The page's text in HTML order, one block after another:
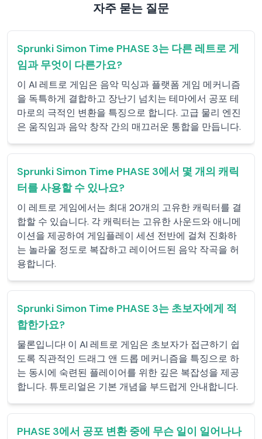
자주 묻는 질문
Sprunki Simon Time PHASE 3는 다른 레트로 게
임과 무엇이 다른가요?
이 AI 레트로 게임은 음악 믹싱과 플랫폼 게임 메커니즘
을 독특하게 결합하고 장난기 넘치는 테마에서 공포 테
마로의 극적인 변환을 특징으로 합니다. 고급 물리 엔진
은 움직임과 음악 창작 간의 매끄러운 통합을 만듭니다.
Sprunki Simon Time PHASE 3에서 몇 개의 캐릭
터를 사용할 수 있나요?
이 레트로 게임에서는 최대 20개의 고유한 캐릭터를 결
합할 수 있습니다. 각 캐릭터는 고유한 사운드와 애니메
이션을 제공하여 게임플레이 세션 전반에 걸쳐 진화하
는 놀라울 정도로 복잡하고 레이어드된 음악 작곡을 허
용합니다.
Sprunki Simon Time PHASE 3는 초보자에게 적
합한가요?
물론입니다! 이 AI 레트로 게임은 초보자가 접근하기 쉽
도록 직관적인 드래그 앤 드롭 메커니즘을 특징으로 하
는 동시에 숙련된 플레이어를 위한 깊은 복잡성을 제공
합니다. 튜토리얼은 기본 개념을 부드럽게 안내합니다.
PHASE 3에서 공포 변환 중에 무슨 일이 일어나나